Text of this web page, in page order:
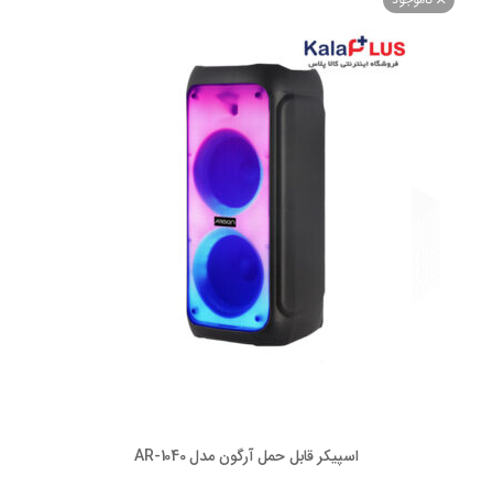
اسپیکر قابل حمل آرگون مدل AR-1040